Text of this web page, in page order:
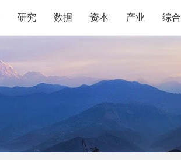
研究 数据 资本 产业 综合